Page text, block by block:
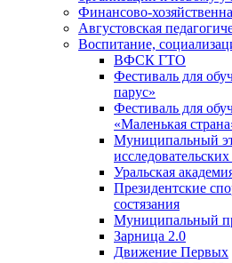
Финансово-
Августовская
Воспитание,
ВФСК ГТО
Фестиваль для
парус»
Фестиваль для
«Маленькая
Муниципальный
Уральская
Президентские
состязания
Муниципальный
Зарница 2.0
Движение Первых